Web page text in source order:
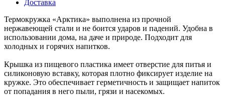
Доставка
Термокружка «Арктика» выполнена из прочной
нержавеющей стали и не боится ударов и падений. Удобна в
использовании дома, на даче и природе. Подходит для
холодных и горячих напитков.
Крышка из пищевого пластика имеет отверстие для питья и
силиконовую вставку, которая плотно фиксирует изделие на
кружке. Это обеспечивает герметичность и защищает напиток
от попадания в него пыли, грязи и насекомых.